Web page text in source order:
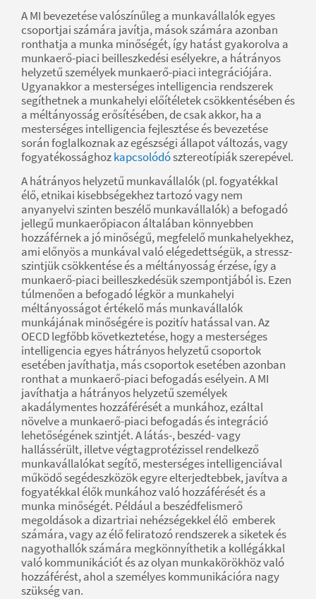
A MI bevezetése valószínűleg a munkavállalók egyes
csoportjai számára javítja, mások számára azonban
ronthatja a munka minőségét, így hatást gyakorolva a
munkaerő-piaci beilleszkedési esélyekre, a hátrányos
helyzetű személyek munkaerő-piaci integrációjára.
Ugyanakkor a mesterséges intelligencia rendszerek
segíthetnek a munkahelyi előítéletek csökkentésében és
a méltányosság erősítésében, de csak akkor, ha a
mesterséges intelligencia fejlesztése és bevezetése
során foglalkoznak az egészségi állapot változás, vagy
fogyatékossághozkapcsolódósztereotípiák szerepével.
A hátrányos helyzetű munkavállalók (pl. fogyatékkal
élő, etnikai kisebbségekhez tartozó vagy nem
anyanyelvi szinten beszélő munkavállalók) a befogadó
jellegű munkaerőpiacon általában könnyebben
hozzáférnek a jó minőségű, megfelelő munkahelyekhez,
ami előnyös a munkával való elégedettségük, a stressz-
szintjük csökkentése és a méltányosság érzése, így a
munkaerő-piaci beilleszkedésük szempontjából is. Ezen
túlmenően a befogadó légkör a munkahelyi
méltányosságot értékelő más munkavállalók
munkájának minőségére is pozitív hatással van. Az
OECD legfőbb következtetése, hogy a mesterséges
intelligencia egyes hátrányos helyzetű csoportok
esetében javíthatja, más csoportok esetében azonban
ronthat a munkaerő-piaci befogadás esélyein. A MI
javíthatja a hátrányos helyzetű személyek
akadálymentes hozzáférését a munkához, ezáltal
növelve a munkaerő-piaci befogadás és integráció
lehetőségének szintjét. A látás-, beszéd- vagy
hallássérült, illetve végtagprotézissel rendelkező
munkavállalókat segítő, mesterséges intelligenciával
működő segédeszközök egyre elterjedtebbek, javítva a
fogyatékkal élők munkához való hozzáférését és a
munka minőségét. Például a beszédfelismerő
megoldások a dizartriai nehézségekkel élő emberek
számára, vagy az élő feliratozó rendszerek a siketek és
nagyothallók számára megkönnyíthetik a kollégákkal
való kommunikációt és az olyan munkakörökhöz való
hozzáférést, ahol a személyes kommunikációra nagy
szükség van.